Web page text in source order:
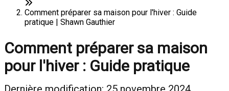
Comment préparer sa maison pour l'hiver : Guide
pratique | Shawn Gauthier
Comment préparer sa maison
pour l'hiver : Guide pratique